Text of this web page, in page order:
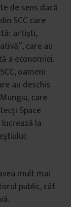
de sens dacă
SCC care
artişti,
care au
a economiei.
oameni
au deschis
care
Space
la
mult mai
public, cât